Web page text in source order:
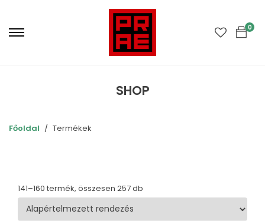
0
SHOP
Főoldal Termékek
141–160 termék, összesen 257 db